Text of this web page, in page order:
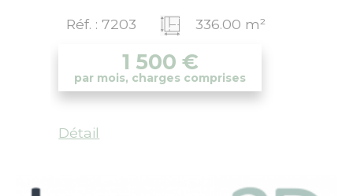
1 500 €
par mois, charges comprises
Réf. : 7203 336.00 m²
Détail